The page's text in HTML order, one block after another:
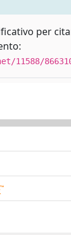
per
11588/